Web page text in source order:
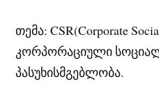
თემა: CSR(Corporate
კორპორაციული
პასუხისმგებლობა.